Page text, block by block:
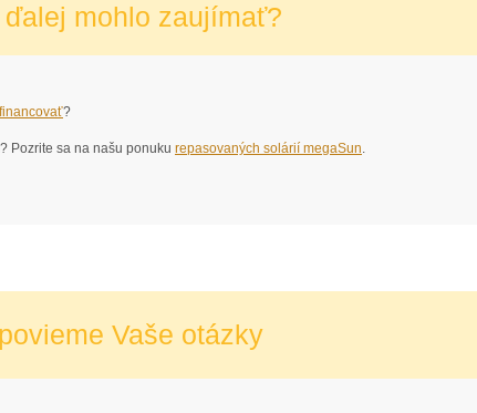
mohlo zaujímať?
?
Pozrite sa na našu ponuku repasovaných solárií megaSun.
Vaše otázky